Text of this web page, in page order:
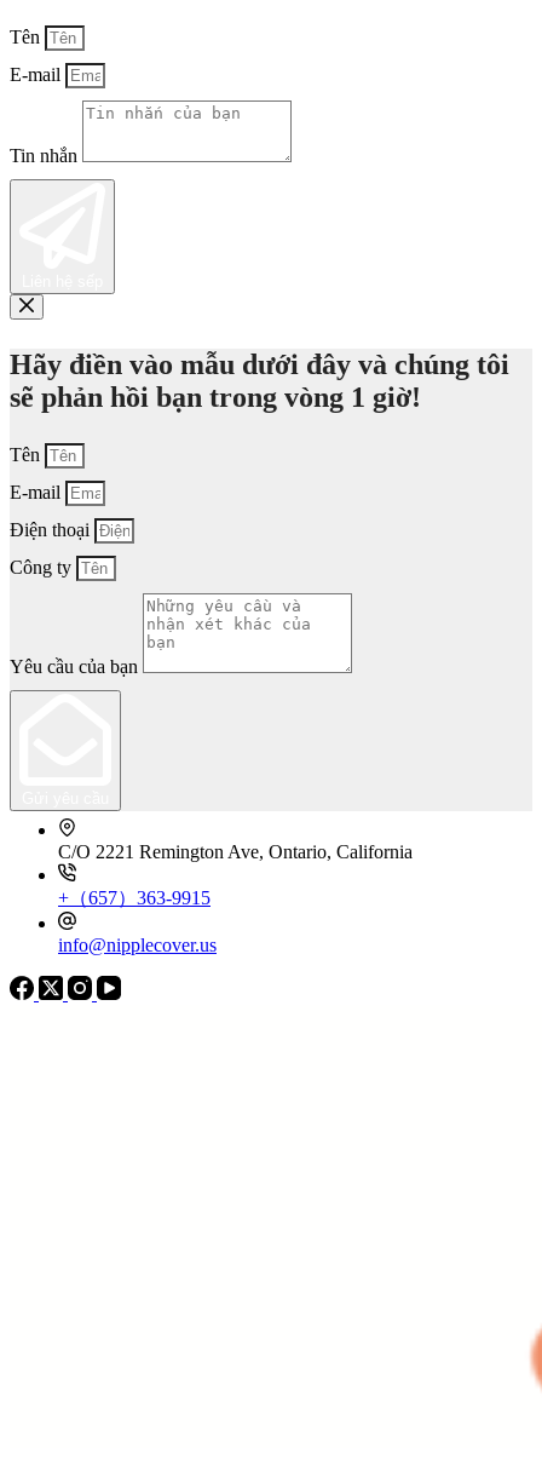
Tên
E-mail
Tin nhắn
Hãy điền vào mẫu dưới đây và chúng tôi
sẽ phản hồi bạn trong vòng 1 giờ!
Tên
E-mail
Điện thoại
Công ty
Yêu cầu của bạn
C/O 2221 Remington Ave, Ontario, California
+（657）363-9915
info@nipplecover.us